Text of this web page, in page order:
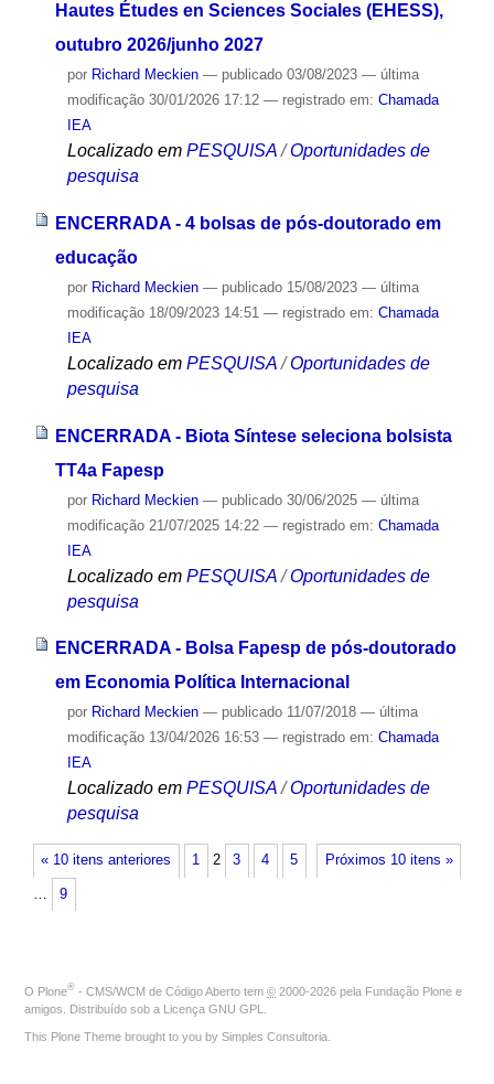
Hautes Études en Sciences Sociales (EHESS),
outubro 2026/junho 2027
por Richard Meckien — publicado03/08/2023 — última
modificação30/01/2026 17:12 — registrado em: Chamada
IEA
Localizado em PESQUISA /Oportunidades de
pesquisa
ENCERRADA - 4 bolsas de pós-doutorado em
educação
por Richard Meckien — publicado15/08/2023 — última
modificação18/09/2023 14:51 — registrado em: Chamada
IEA
Localizado em PESQUISA /Oportunidades de
pesquisa
ENCERRADA - Biota Síntese seleciona bolsista
TT4a Fapesp
por Richard Meckien — publicado30/06/2025 — última
modificação21/07/2025 14:22 — registrado em: Chamada
IEA
Localizado em PESQUISA /Oportunidades de
pesquisa
ENCERRADA - Bolsa Fapesp de pós-doutorado
em Economia Política Internacional
por Richard Meckien — publicado11/07/2018 — última
modificação13/04/2026 16:53 — registrado em: Chamada
IEA
Localizado em PESQUISA /Oportunidades de
pesquisa
« 10 itens anteriores Próximos 10 itens »
1 2 3 4 5
… 9
O Plone® - CMS/WCM de Código Aberto tem © 2000-2026 pela Fundação Plone e
amigos. Distribuído sob a Licença GNU GPL
This Plone Theme brought to you by Simples Consultoria